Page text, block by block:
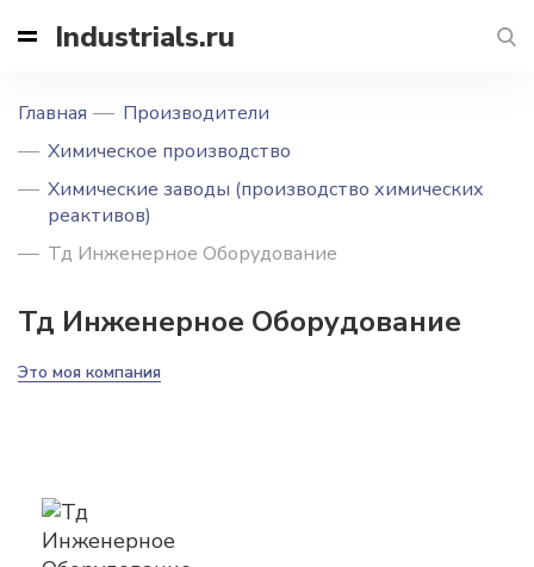
Industrials.ru
Главная
Производители
Химическое производство
Химические заводы (производство химических
реактивов)
Тд Инженерное Оборудование
Тд Инженерное Оборудование
Это моя компания